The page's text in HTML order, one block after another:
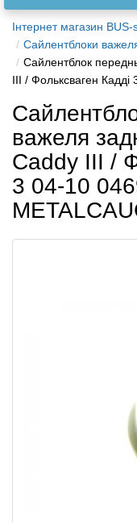
Інтернет магазин BUS-
Сайлентблоки
Сайлентблок
III / Фольксваген Кадді
важеля
Caddy III /
3 04-10